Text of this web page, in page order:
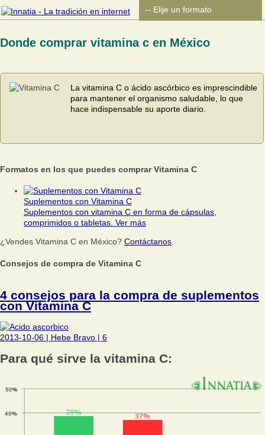
Donde comprar vitamina c en México
La vitamina C o ácido ascórbico es imprescindible
para mantener el organismo saludable, lo que
hace indispensable su aporte diario.
Formatos en los que puedes comprar Vitamina C
Suplementos con Vitamina C
Suplementos con vitamina C en forma de cápsulas,
comprimidos o tabletas. Ver más
¿Vendes Vitamina C en México? Contáctanos.
Consejos de compra de Vitamina C
4 consejos para la compra de suplementos
con Vitamina C
2013-10-06 | Hebe Bravo | 6
Para qué sirve la vitamina C: